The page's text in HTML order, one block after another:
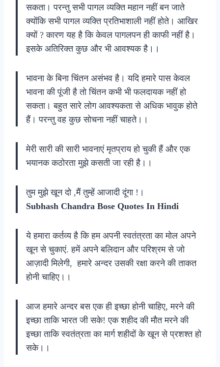
सकता। परन्तु सभी पागल व्यक्ति महान नहीं बन जाते
क्योंकि सभी पागल व्यक्ति प्रतिभाशाली नहीं होते। आखिर
क्यों ? कारण यह है कि केवल पागलपन ही काफी नहीं है।
इसके अतिरिक्त कुछ और भी आवश्यक है।।
भावना के बिना चिंतन असंभव है। यदि हमारे पास केवल
भावना की पूंजी है तो चिंतन कभी भी फलदायक नहीं हो
सकता। बहुत सारे लोग आवश्यकता से अधिक भावुक होते
हैं। परन्तु वह कुछ सोचना नहीं चाहते।।
मेरी सारी की सारी भावनाएं मृतप्राय हो चुकी हैं और एक
भयानक कठोरता मुझे कसती जा रही है।।
तुम मुझे खून दो ,मैं तुम्हें आजादी दूंगा !।
Subhash Chandra Bose Quotes In Hindi
ये हमारा कर्तव्य है कि हम अपनी स्वतंत्रता का मोल अपने
खून से चुकाएं. हमें अपने बलिदान और परिश्रम से जो
आज़ादी मिलेगी, हमारे अन्दर उसकी रक्षा करने की ताकत
होनी चाहिए।।
आज हमारे अन्दर बस एक ही इच्छा होनी चाहिए, मरने की
इच्छा ताकि भारत जी सके! एक शहीद की मौत मरने की
इच्छा ताकि स्वतंत्रता का मार्ग शहीदों के खून से प्रशश्त हो
सके।।